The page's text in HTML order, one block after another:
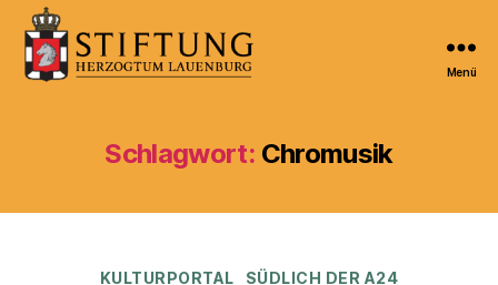
Herzogtum
Menü
Schlagwort: Chromusik
Kategorien
KULTURPORTAL SÜDLICH DER A24